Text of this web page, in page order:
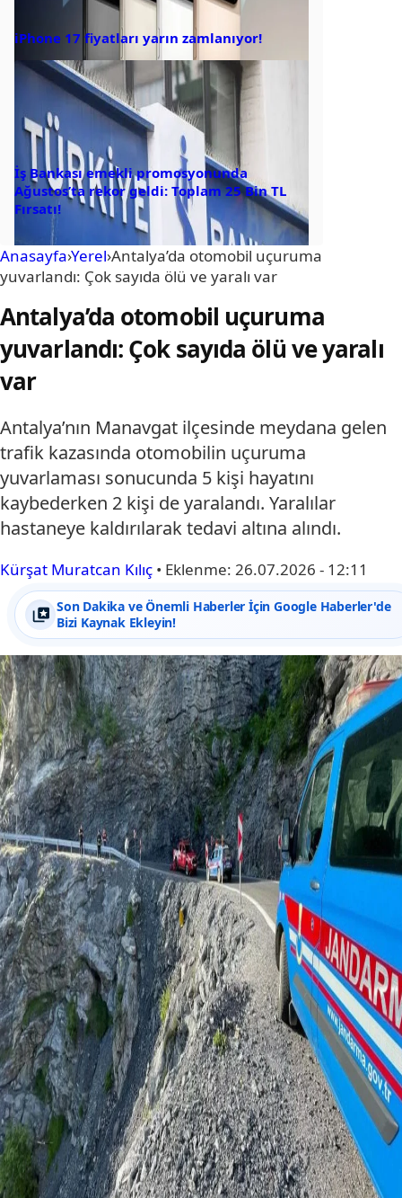
iPhone 17 fiyatları yarın zamlanıyor!
İş Bankası emekli promosyonunda
Ağustos’ta rekor geldi: Toplam 25 Bin TL
Fırsatı!
Anasayfa›Yerel›Antalya’da otomobil uçuruma
yuvarlandı: Çok sayıda ölü ve yaralı var
Antalya’da otomobil uçuruma
yuvarlandı: Çok sayıda ölü ve yaralı
var
Antalya’nın Manavgat ilçesinde meydana gelen
trafik kazasında otomobilin uçuruma
yuvarlaması sonucunda 5 kişi hayatını
kaybederken 2 kişi de yaralandı. Yaralılar
hastaneye kaldırılarak tedavi altına alındı.
Kürşat Muratcan Kılıç • Eklenme: 26.07.2026 - 12:11
Son Dakika ve Önemli Haberler İçin Google Haberler'de
Bizi Kaynak Ekleyin!